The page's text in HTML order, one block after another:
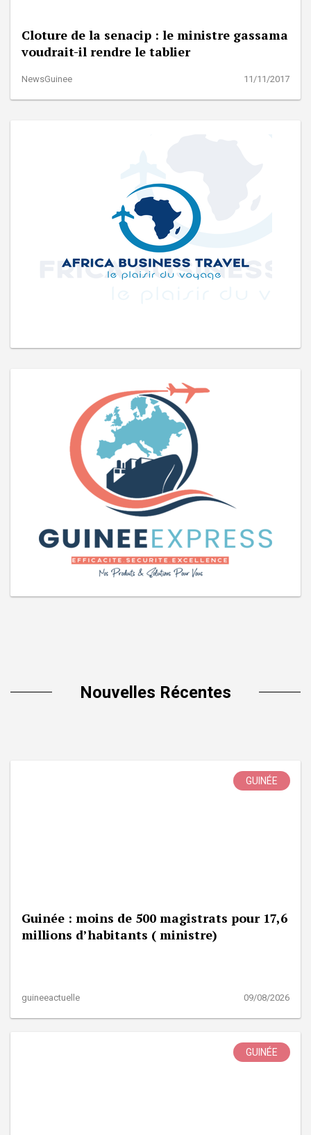
Cloture de la senacip : le ministre gassama
voudrait-il rendre le tablier
NewsGuinee 11/11/2017
Nouvelles Récentes
GUINÉE
Guinée : moins de 500 magistrats pour 17,6
millions d’habitants ( ministre)
guineeactuelle 09/08/2026
GUINÉE